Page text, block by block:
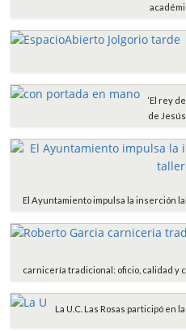
‘El rey
de Jesús
El Ayuntamiento impulsa la inserción
carnicería tradicional: oficio, calidad y
La U.C. Las Rosas participó en